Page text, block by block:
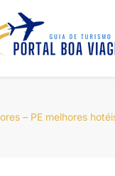
– PE melhores